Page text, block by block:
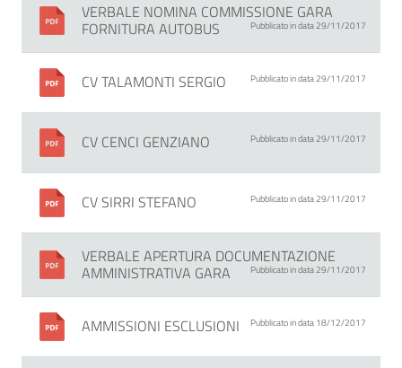
VERBALE NOMINA COMMISSIONE GARA
FORNITURA AUTOBUS Pubblicato in data 29/11/2017
CV TALAMONTI SERGIO Pubblicato in data 29/11/2017
CV CENCI GENZIANO Pubblicato in data 29/11/2017
CV SIRRI STEFANO Pubblicato in data 29/11/2017
VERBALE APERTURA DOCUMENTAZIONE
AMMINISTRATIVA GARA Pubblicato in data 29/11/2017
AMMISSIONI ESCLUSIONI Pubblicato in data 18/12/2017